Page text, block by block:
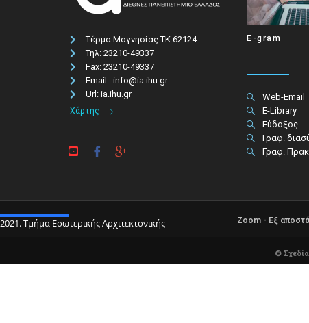
Τέρμα Μαγνησίας ΤΚ 62124
Τηλ: 23210-49337​
Fax: 23210-49337
Email: info@ia.ihu.gr
Url: ia.ihu.gr
Χάρτης
E-gram
Web-Email
E-Library
Εύδοξος
Γραφ.
Γραφ.
2021. Τμήμα Εσωτερικής Αρχιτεκτονικής Zoom - Εξ
©